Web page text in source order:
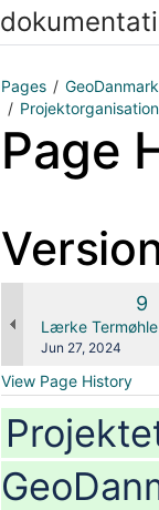
Pages
Projektorganisation
Page
9
Lærke
Saved
Jun 27, 2024
View Page History